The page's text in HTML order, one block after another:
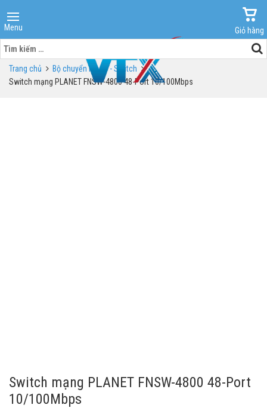
Menu
Giỏ hàng
Tìm
kiếm
cho:Trang chủ
Bộ chuyển mạch - Switch
Switch mạng PLANET FNSW-4800 48-Port 10/100Mbps
Switch mạng PLANET FNSW-4800 48-Port
10/100Mbps